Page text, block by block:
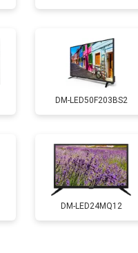
от 3500 ₽
от 5200 ₽
от 3100 ₽
от 5500 ₽
от 3900 ₽
DM-LED50F203BS2
DM-LED24MQ12